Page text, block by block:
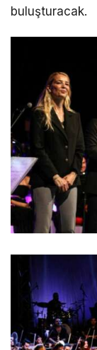
buluşturacak.